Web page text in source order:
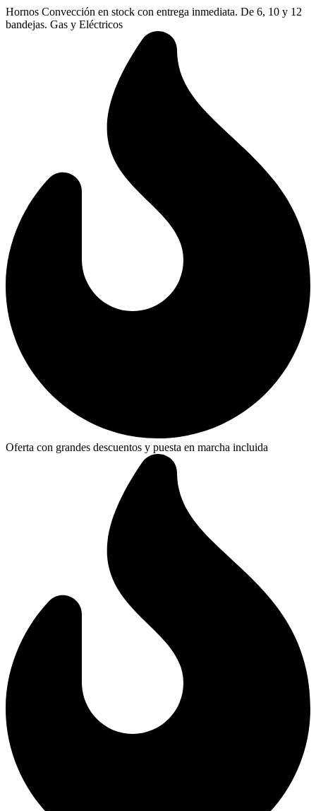
Ir
al
Hornos Convección en stock con entrega inmediata. De 6, 10 y 12
bandejas. Gas y Eléctricos
Oferta con grandes descuentos y puesta en marcha incluida